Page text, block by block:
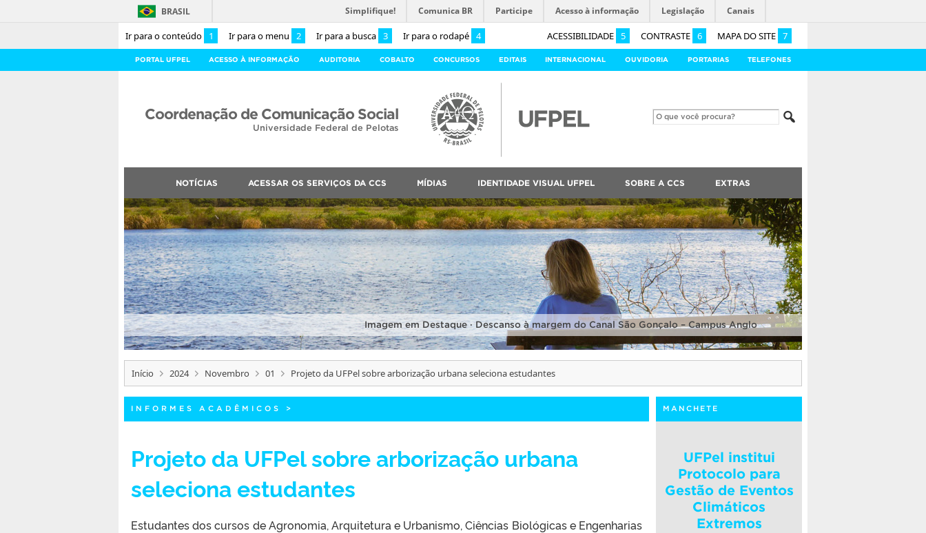
Ir para o conteúdo 1 Ir para o menu 2 Ir para a busca 3 Ir para o rodapé 4 ACESSIBILIDADE 5 CONTRASTE 6 MAPA DO SITE 7
BRASIL Simplifique! Comunica BR Participe Acesso à informação Legislação Canais
PORTAL UFPEL ACESSO À INFORMAÇÃO AUDITORIA COBALTO CONCURSOS EDITAIS INTERNACIONAL OUVIDORIA PORTARIAS TELEFONES
Coordenação de Comunicação Social
Universidade Federal de Pelotas
NOTÍCIAS ACESSAR OS SERVIÇOS DA CCS MÍDIAS IDENTIDADE VISUAL UFPEL SOBRE A CCS EXTRAS
Imagem em Destaque · Descanso à margem do Canal São Gonçalo – Campus Anglo
Início 2024 Novembro 01 Projeto da UFPel sobre arborização urbana seleciona estudantes
INFORMES ACADÊMICOS >
Projeto da UFPel sobre arborização urbana
seleciona estudantes
Estudantes dos cursos de Agronomia, Arquitetura e Urbanismo, Ciências Biológicas e Engenharias
MANCHETE
UFPel institui
Protocolo para
Gestão de Eventos
Climáticos
Extremos